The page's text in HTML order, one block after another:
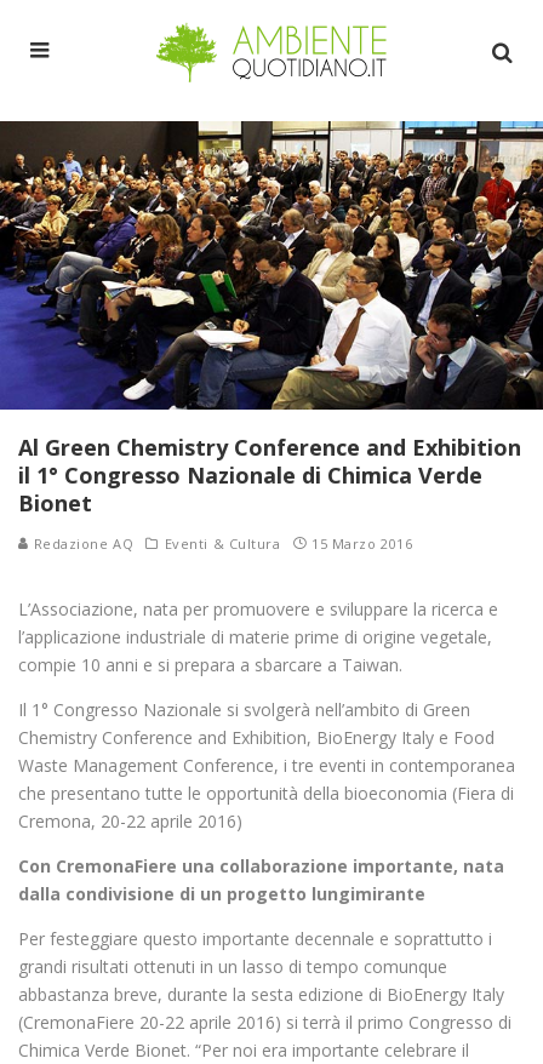
Al Green Chemistry Conference and Exhibition
il 1° Congresso Nazionale di Chimica Verde
Bionet
Redazione AQ Eventi & Cultura 15 Marzo 2016
L’Associazione, nata per promuovere e sviluppare la ricerca e
l’applicazione industriale di materie prime di origine vegetale,
compie 10 anni e si prepara a sbarcare a Taiwan.
Il 1° Congresso Nazionale si svolgerà nell’ambito di Green
Chemistry Conference and Exhibition, BioEnergy Italy e Food
Waste Management Conference, i tre eventi in contemporanea
che presentano tutte le opportunità della bioeconomia (Fiera di
Cremona, 20-22 aprile 2016)
Con CremonaFiere una collaborazione importante, nata
dalla condivisione di un progetto lungimirante
Per festeggiare questo importante decennale e soprattutto i
grandi risultati ottenuti in un lasso di tempo comunque
abbastanza breve, durante la sesta edizione di BioEnergy Italy
(CremonaFiere 20-22 aprile 2016) si terrà il primo Congresso di
Chimica Verde Bionet. “Per noi era importante celebrare il